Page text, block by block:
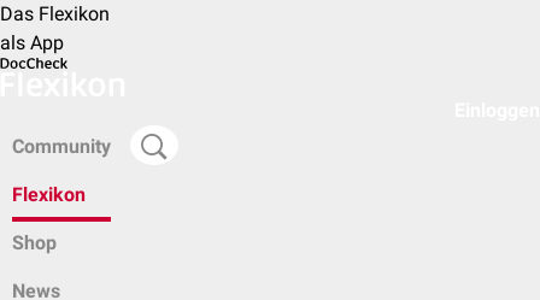
Das Flexikon
als App
Community
Flexikon
Shop
News